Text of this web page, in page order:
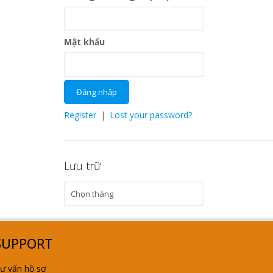
Mật khẩu
Register | Lost your password?
Lưu trữ
Lưu
vấn hồ sơ